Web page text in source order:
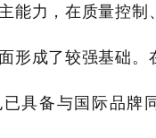
能力，在质量控制
形成了较强基础。
具备与国际品牌